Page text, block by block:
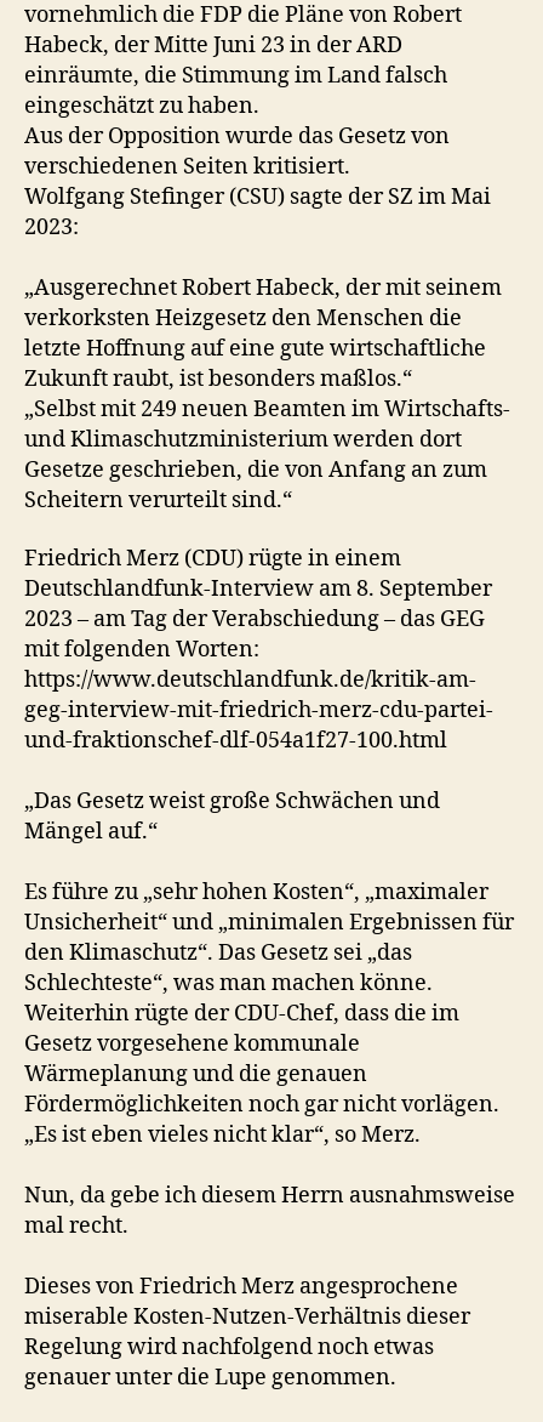
vornehmlich die FDP die Pläne von Robert
Habeck, der Mitte Juni 23 in der ARD
einräumte, die Stimmung im Land falsch
eingeschätzt zu haben.
Aus der Opposition wurde das Gesetz von
verschiedenen Seiten kritisiert.
Wolfgang Stefinger (CSU) sagte der SZ im Mai
2023:
„Ausgerechnet Robert Habeck, der mit seinem
verkorksten Heizgesetz den Menschen die
letzte Hoffnung auf eine gute wirtschaftliche
Zukunft raubt, ist besonders maßlos.“
„Selbst mit 249 neuen Beamten im Wirtschafts-
und Klimaschutzministerium werden dort
Gesetze geschrieben, die von Anfang an zum
Scheitern verurteilt sind.“
Friedrich Merz (CDU) rügte in einem
Deutschlandfunk-Interview am 8. September
2023 – am Tag der Verabschiedung – das GEG
mit folgenden Worten:
https://www.deutschlandfunk.de/kritik-am-
geg-interview-mit-friedrich-merz-cdu-partei-
und-fraktionschef-dlf-054a1f27-100.html
„Das Gesetz weist große Schwächen und
Mängel auf.“
Es führe zu „sehr hohen Kosten“, „maximaler
Unsicherheit“ und „minimalen Ergebnissen für
den Klimaschutz“. Das Gesetz sei „das
Schlechteste“, was man machen könne.
Weiterhin rügte der CDU-Chef, dass die im
Gesetz vorgesehene kommunale
Wärmeplanung und die genauen
Fördermöglichkeiten noch gar nicht vorlägen.
„Es ist eben vieles nicht klar“, so Merz.
Nun, da gebe ich diesem Herrn ausnahmsweise
mal recht.
Dieses von Friedrich Merz angesprochene
miserable Kosten-Nutzen-Verhältnis dieser
Regelung wird nachfolgend noch etwas
genauer unter die Lupe genommen.